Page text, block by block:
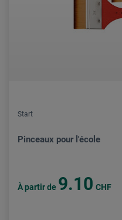
Start
Pinceaux pour l'école
À partir de 9.10 CHF